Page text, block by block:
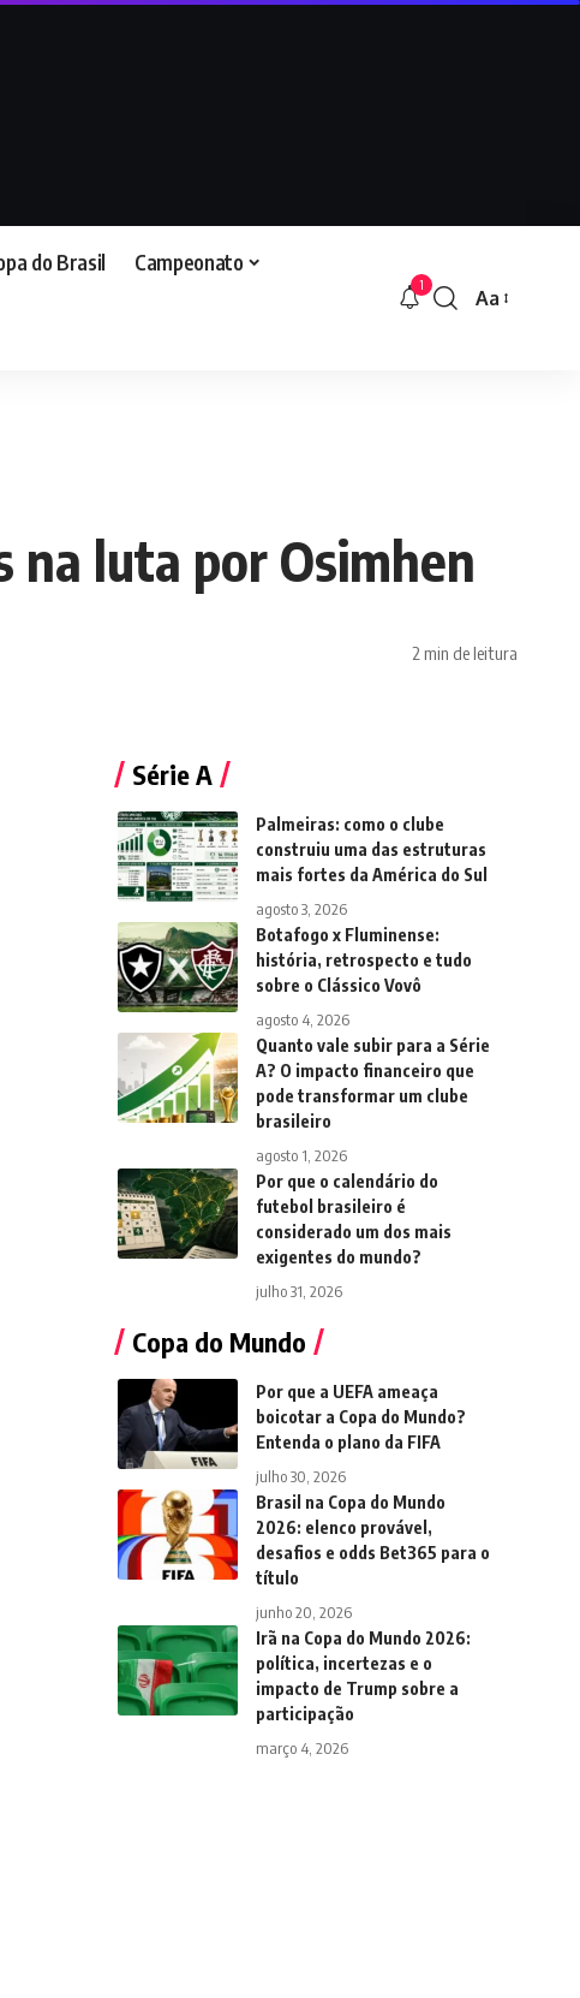
do Brasil Campeonato
1
Aa
na luta por Osimhen
2 min de leitura
Série A
Palmeiras: como o clube
construiu uma das estruturas
mais fortes da América do Sul
agosto 3, 2026
Botafogo x Fluminense:
história, retrospecto e tudo
sobre o Clássico Vovô
agosto 4, 2026
Quanto vale subir para a Série
A? O impacto financeiro que
pode transformar um clube
brasileiro
agosto 1, 2026
Por que o calendário do
futebol brasileiro é
considerado um dos mais
exigentes do mundo?
julho 31, 2026
Copa do Mundo
Por que a UEFA ameaça
boicotar a Copa do Mundo?
Entenda o plano da FIFA
julho 30, 2026
Brasil na Copa do Mundo
2026: elenco provável,
desafios e odds Bet365 para o
título
junho 20, 2026
Irã na Copa do Mundo 2026:
política, incertezas e o
impacto de Trump sobre a
participação
março 4, 2026